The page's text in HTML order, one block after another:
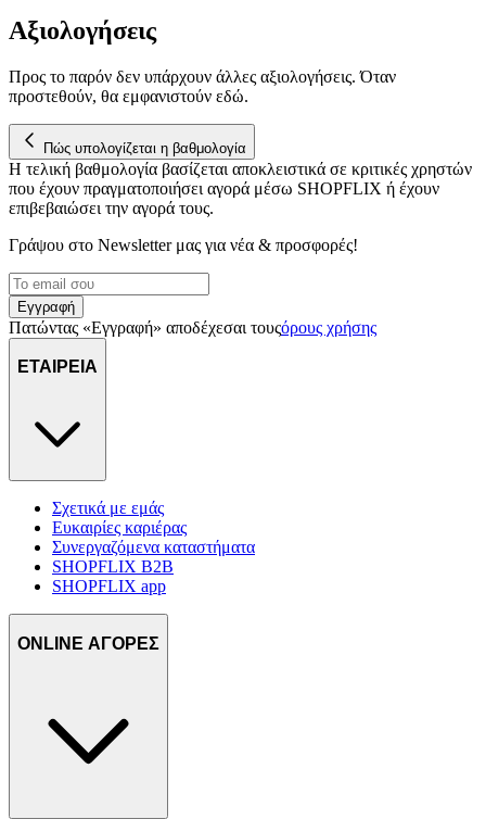
διεύθυνση IP σας, χρησιμοποιώντας τεχνολογία όπως cookies
στη συσκευή σας, με σκοπό την προβολή εξατομικευμένων
διαφημίσεων και περιεχομένου, τις μετρήσεις σχετικά με
μας και την ανάπτυξη προϊόντων. Επίσης, κοινοποιούμε
πληροφορίες σχετικά με την από μέρους σας χρήση της
τοποθεσίας μας στους συνεργάτες μέσων κοινωνικής
δικτύωσης, διαφημίσεων και ανάλυσης.
Αξιολογήσεις
Προς το παρόν δεν υπάρχουν άλλες αξιολογήσεις. Όταν
προστεθούν, θα εμφανιστούν εδώ.
Πώς υπολογίζεται η βαθμολογία
Η τελική βαθμολογία βασίζεται αποκλειστικά σε κριτικές χρηστών
που έχουν πραγματοποιήσει αγορά μέσω SHOPFLIX ή έχουν
επιβεβαιώσει την αγορά τους.
Γράψου στο Νewsletter μας για νέα & προσφορές!
Εγγραφή
Πατώντας «Εγγραφή» αποδέχεσαι τουςόρους χρήσης
ΕΤΑΙΡΕΙΑ
Σχετικά με εμάς
Ευκαιρίες καριέρας
Συνεργαζόμενα καταστήματα
SHOPFLIX B2B
SHOPFLIX app
ONLINE ΑΓΟΡΕΣ